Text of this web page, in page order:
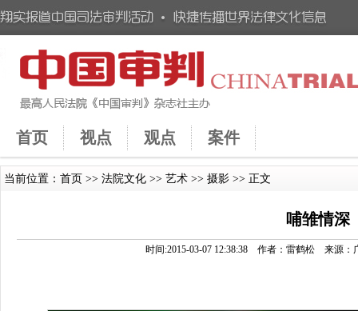
首页 视点 观点 案件
当前位置： 首页 >> 法院文化 >> 艺术 >> 摄影 >> 正文
哺雏情深
时间:2015-03-07 12:38:38 作者：雷鹤松 来源：